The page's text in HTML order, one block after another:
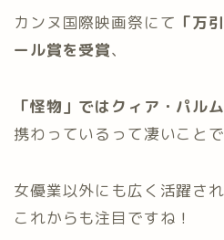
カンヌ国際映画祭にて 「万
ール賞を受賞、
「怪物」ではクィア・パル
携わっているって凄いこと
女優業以外にも広く活躍さ
これからも注目ですね！